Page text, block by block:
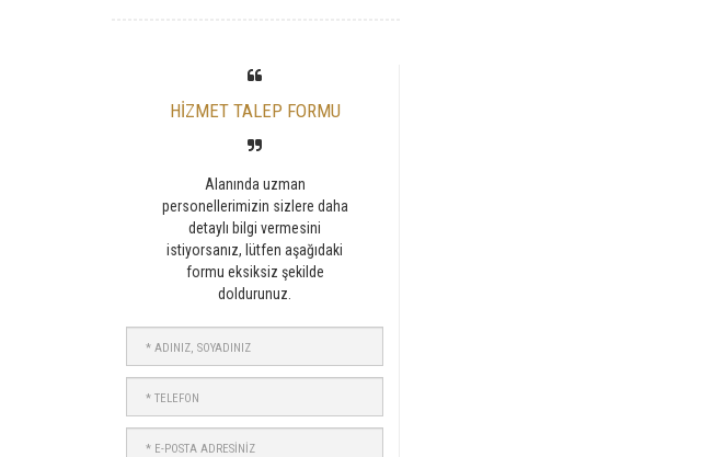
HİZMET TALEP FORMU
Alanında uzman
personellerimizin sizlere daha
detaylı bilgi vermesini
istiyorsanız, lütfen aşağıdaki
formu eksiksiz şekilde
doldurunuz.
SOYADINIZ